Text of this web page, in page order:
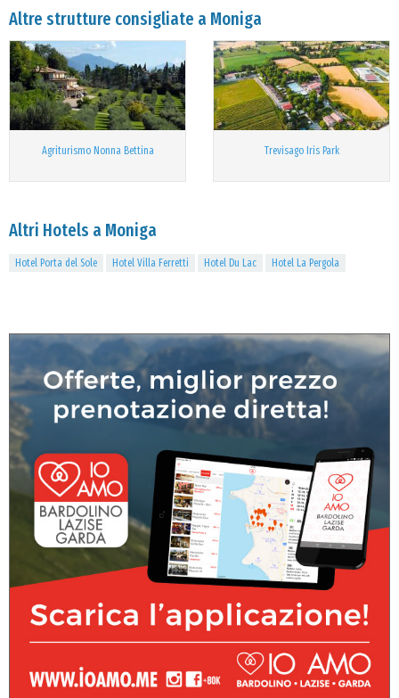
Altre strutture consigliate a Moniga
Agriturismo Nonna Bettina Trevisago Iris Park
Altri Hotels a Moniga
Hotel Porta del Sole Hotel Villa Ferretti Hotel Du Lac Hotel La Pergola